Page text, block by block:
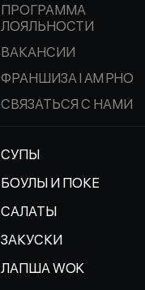
ПРОГРАММА
ЛОЯЛЬНОСТИ
ВАКАНСИИ
ФРАНШИЗА I AM PHO
СВЯЗАТЬСЯ С НАМИ
СУПЫ
БОУЛЫ И ПОКЕ
САЛАТЫ
ЗАКУСКИ
ЛАПША WOK